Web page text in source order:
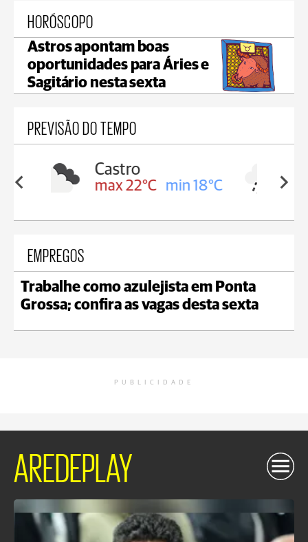
HORÓSCOPO
Astros apontam boas
oportunidades para Áries e
Sagitário nesta sexta
PREVISÃO DO TEMPO
18°C
Carambeí
max 21°C min 18°C
EMPREGOS
Trabalhe como azulejista em Ponta
Grossa; confira as vagas desta sexta
PUBLICIDADE
AREDEPLAY